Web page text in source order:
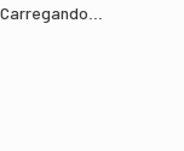
Carregando...